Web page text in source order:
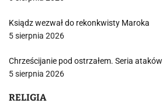
Ksiądz wezwał do rekonkwisty Maroka
5 sierpnia 2026
Chrześcijanie pod ostrzałem. Seria
5 sierpnia 2026
RELIGIA